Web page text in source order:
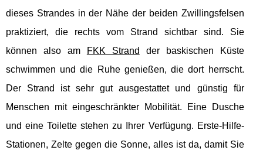
dieses Strandes in der Nähe der beiden Zwillingsfelsen
praktiziert, die rechts vom Strand sichtbar sind. Sie
können also am
FKK Strand
der baskischen Küste
schwimmen und die Ruhe genießen, die dort herrscht.
Der Strand ist sehr gut ausgestattet und günstig für
Menschen mit eingeschränkter Mobilität. Eine Dusche
und eine Toilette stehen zu Ihrer Verfügung. Erste-Hilfe-
Stationen, Zelte gegen die Sonne, alles ist da, damit Sie